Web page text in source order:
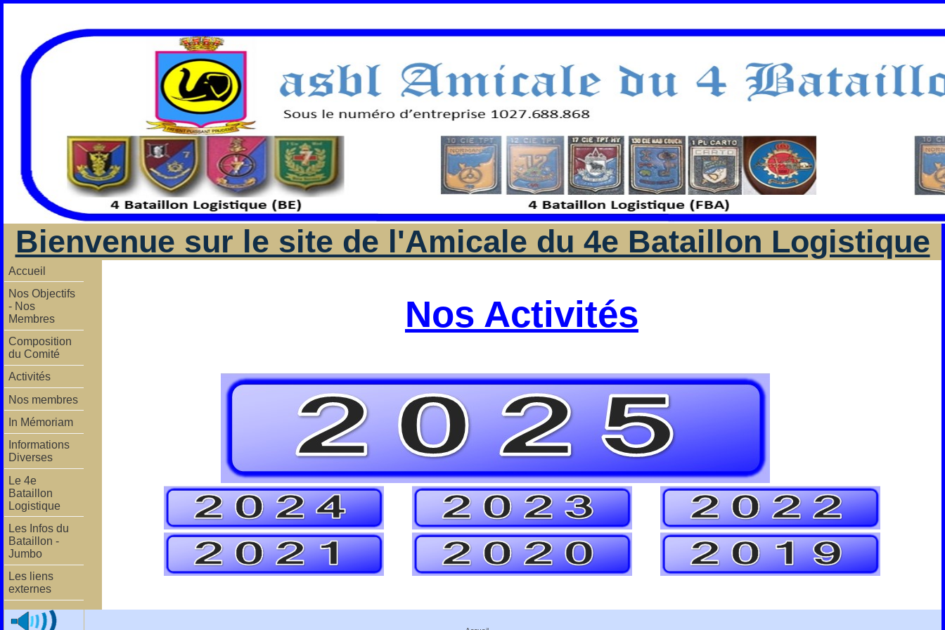
Bienvenue sur le site de l'Amicale du 4e Bataillon Logistique
Accueil
Nos Objectifs
- Nos
Membres
Composition
du Comité
Activités
Nos membres
In Mémoriam
Informations
Diverses
Le 4e
Bataillon
Logistique
Les Infos du
Bataillon -
Jumbo
Les liens
externes
Nos Activités